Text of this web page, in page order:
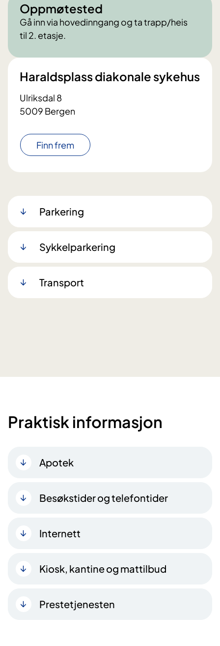
Oppmøtested
Gå inn via hovedinngang og ta trapp/heis
til 2. etasje.
Haraldsplass diakonale sykehus
Ulriksdal 8
5009 Bergen
Finn frem
Parkering
Sykkelparkering
Transport
Praktisk informasjon
Apotek
Besøkstider og telefontider
Internett
Kiosk, kantine og mattilbud
Prestetjenesten